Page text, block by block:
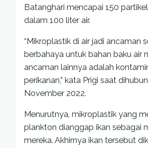
Batanghari mencapai 150
dalam 100 liter air.
“Mikroplastik di air jadi ancaman
berbahaya untuk bahan baku air
ancaman lainnya adalah
perikanan,” kata Prigi saat
November 2022.
Menurutnya, mikroplastik yang
plankton dianggap ikan sebagai
mereka. Akhirnya ikan tersebut